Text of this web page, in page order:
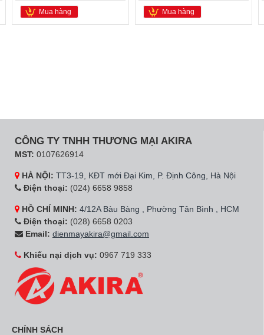
Mua hàng Mua hàng
CÔNG TY TNHH THƯƠNG MẠI AKIRA
MST: 0107626914
HÀ NỘI: TT3-19, KĐT mới Đại Kim, P. Định Công, Hà Nội
Điện thoại: (024) 6658 9858
HỒ CHÍ MINH: 4/12A Bàu Bàng , Phường Tân Bình , HCM
Điện thoại: (028) 6658 0203
Email: dienmayakira@gmail.com
Khiếu nại dịch vụ: 0967 719 333
CHÍNH SÁCH